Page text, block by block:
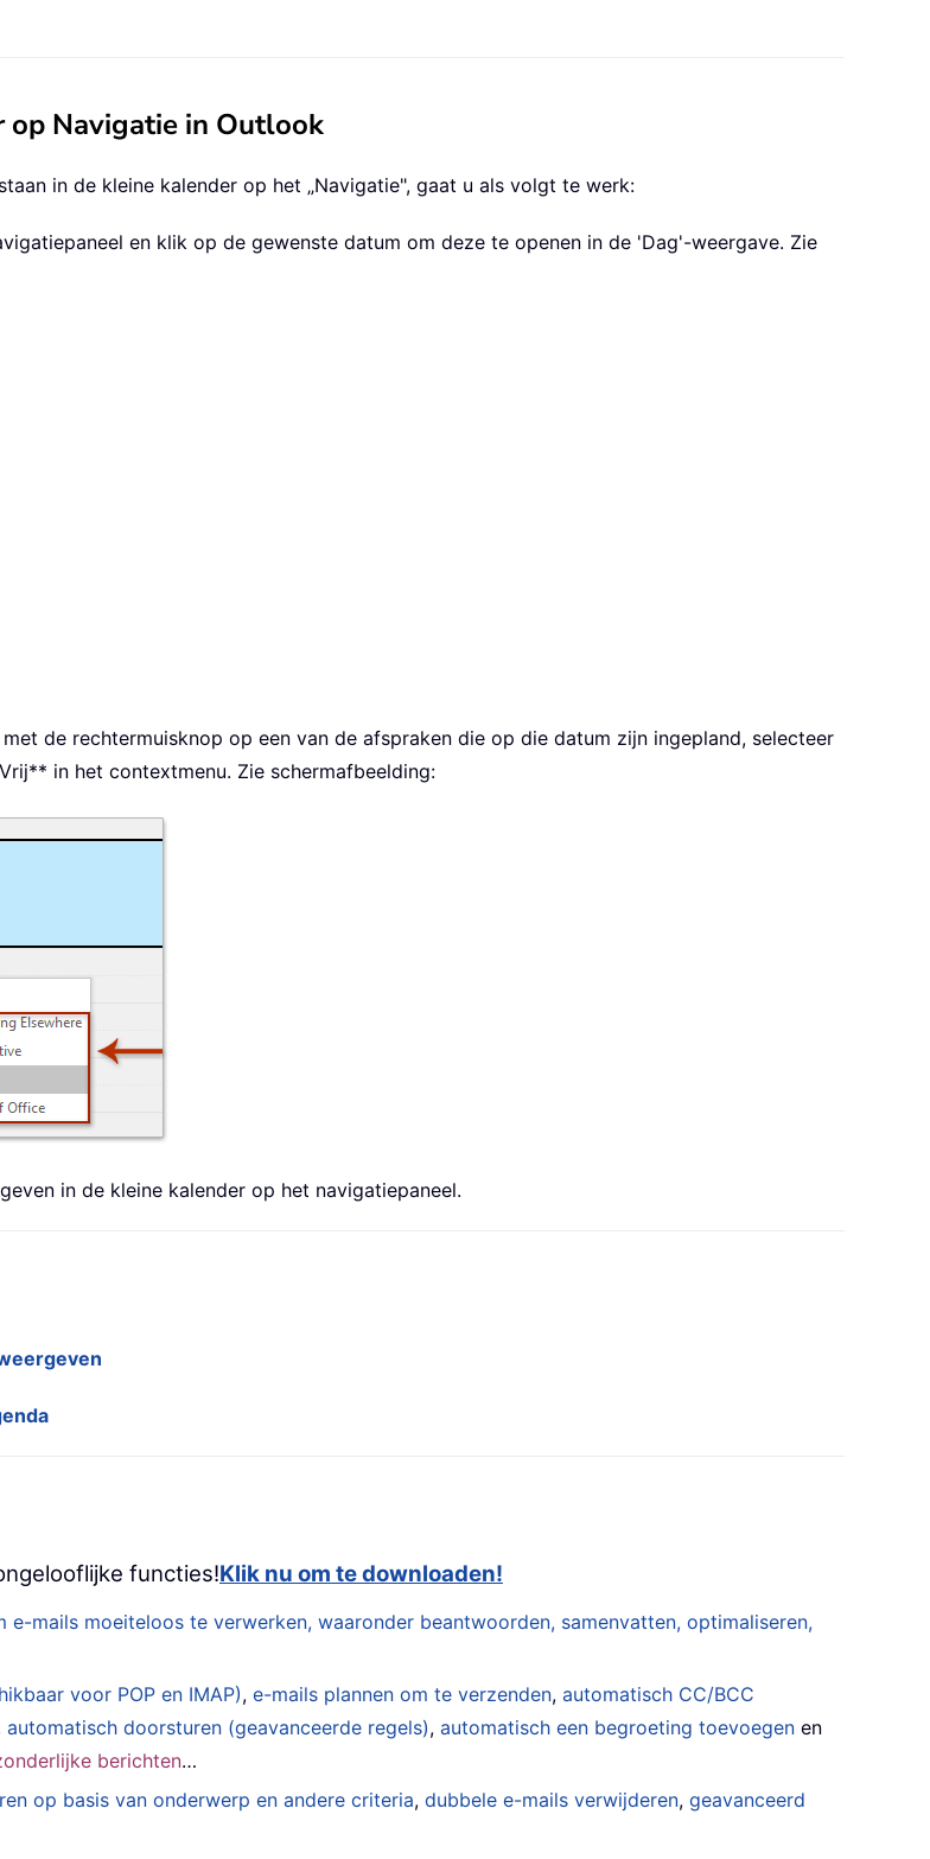
op Navigatie in Outlook
in de kleine kalender op het „Navigatie", gaat u als volgt te werk:
en klik op de gewenste datum om deze te openen in de 'Dag'-weergave. Zie
de rechtermuisknop op een van de afspraken die op die datum zijn ingepland, selecteer
in het contextmenu. Zie schermafbeelding:
in de kleine kalender op het navigatiepaneel.
functies!Klik nu om te downloaden!
mails moeiteloos te verwerken, waaronder beantwoorden, samenvatten, optimaliseren,
voor POP en IMAP),e-mails plannen om te verzenden,automatisch CC/BCC
automatisch doorsturen (geavanceerde regels),automatisch een begroeting toevoegen en
berichten…
op basis van onderwerp en andere criteria,dubbele e-mails verwijderen,geavanceerd